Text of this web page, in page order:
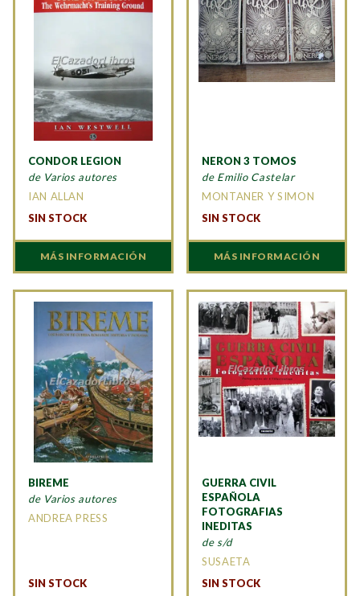
CONDOR LEGION
de Varios autores
IAN ALLAN
SIN STOCK
MÁS INFORMACIÓN
NERON 3 TOMOS
de Emilio Castelar
MONTANER Y SIMON
SIN STOCK
MÁS INFORMACIÓN
BIREME
de Varios autores
ANDREA PRESS
SIN STOCK
GUERRA CIVIL
ESPAÑOLA
FOTOGRAFIAS
INEDITAS
de s/d
SUSAETA
SIN STOCK